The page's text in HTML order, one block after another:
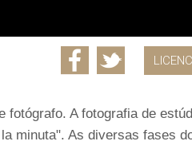
fotógrafo. A fotografia de
minuta". As diversas fases